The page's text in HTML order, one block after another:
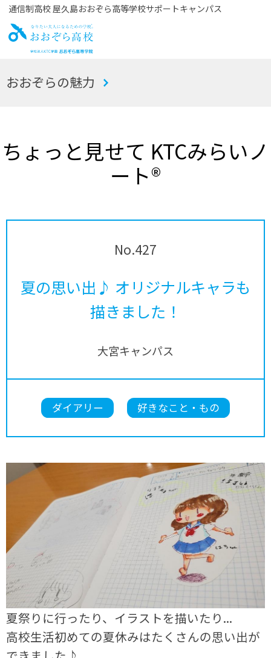
通信制高校 屋久島おおぞら高等学校サポートキャンパス
お
おおぞらの魅力
ちょっと見せて KTCみらいノ
ート®
No.427
夏の思い出♪ オリジナルキャラも
描きました！
大宮キャンパス
ダイアリー 好きなこと・もの
夏祭りに行ったり、イラストを描いたり...
高校生活初めての夏休みはたくさんの思い出が